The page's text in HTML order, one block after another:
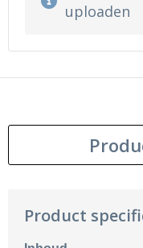
uploaden
Product